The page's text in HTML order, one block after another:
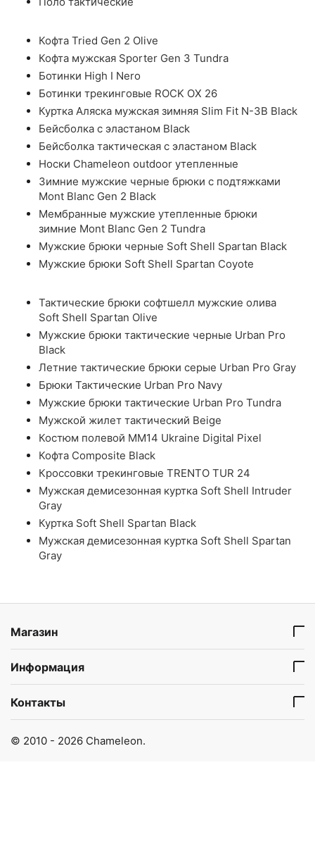
Кофта Tried Gen 2 Olive
Кофта мужская Sporter Gen 3 Tundra
Ботинки High I Nero
Ботинки трекинговые ROCK OX 26
Куртка Аляска мужская зимняя Slim Fit N-3B Black
Бейсболка с эластаном Black
Бейсболка тактическая с эластаном Black
Носки Chameleon outdoor утепленные
Зимние мужские черные брюки с подтяжками
Mont Blanc Gen 2 Black
Мембранные мужские утепленные брюки
зимние Mont Blanc Gen 2 Tundra
Мужские брюки черные Soft Shell Spartan Black
Мужские брюки Soft Shell Spartan Coyote
Тактические брюки софтшелл мужские олива
Soft Shell Spartan Olive
Мужские брюки тактические черные Urban Pro
Black
Летние тактические брюки серые Urban Pro Gray
Брюки Тактические Urban Pro Navy
Мужские брюки тактические Urban Pro Tundra
Мужской жилет тактический Beige
Костюм полевой ММ14 Ukraine Digital Pixel
Кофта Composite Black
Кроссовки трекинговые TRENTO TUR 24
Мужская демисезонная куртка Soft Shell Intruder
Gray
Куртка Soft Shell Spartan Black
Мужская демисезонная куртка Soft Shell Spartan
Gray
Магазин
Информация
Контакты
© 2010 - 2026 Chameleon.